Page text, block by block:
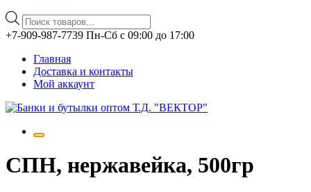
Поиск
товаров
Перейти
содержимому
+7-909-987-7739 Пн-Сб с 09:00 до 17:00
Главная
Доставка и контакты
Мой аккаунт
СПН, нержавейка, 500гр